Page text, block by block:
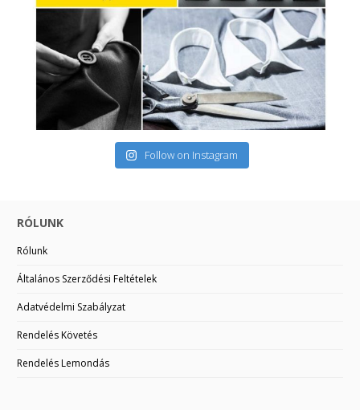
Follow on Instagram
RÓLUNK
Rólunk
Általános Szerződési Feltételek
Adatvédelmi Szabályzat
Rendelés Követés
Rendelés Lemondás